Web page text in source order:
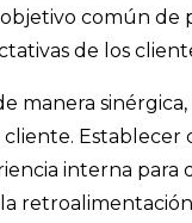
común de
de los
manera
Establecer
interna para